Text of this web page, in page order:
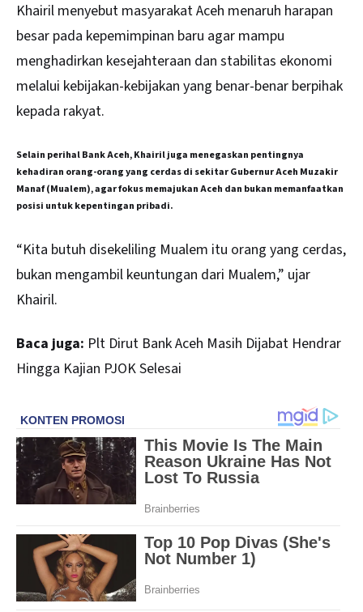
Khairil menyebut masyarakat Aceh menaruh harapan
besar pada kepemimpinan baru agar mampu
menghadirkan kesejahteraan dan stabilitas ekonomi
melalui kebijakan-kebijakan yang benar-benar berpihak
kepada rakyat.
Selain perihal Bank Aceh, Khairil juga menegaskan pentingnya
kehadiran orang-orang yang cerdas di sekitar Gubernur Aceh Muzakir
Manaf (Mualem), agar fokus memajukan Aceh dan bukan memanfaatkan
posisi untuk kepentingan pribadi.
“Kita butuh disekeliling Mualem itu orang yang cerdas,
bukan mengambil keuntungan dari Mualem,” ujar
Khairil.
Baca juga: Plt Dirut Bank Aceh Masih Dijabat Hendrar
Hingga Kajian PJOK Selesai